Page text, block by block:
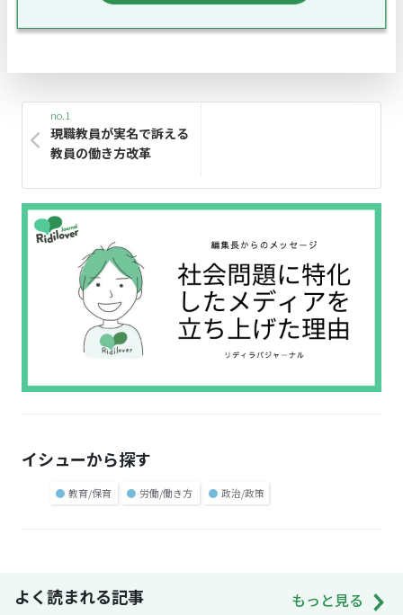
no.1
現職教員が実名で訴える
教員の働き方改革
イシューから探す
● 教育/保育 ● 労働/働き方 ● 政治/政策
よく読まれる記事 もっと見る